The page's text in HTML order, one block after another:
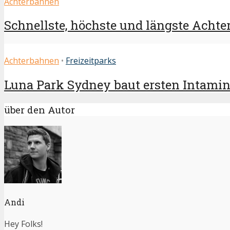
Schnellste, höchste und längste
Achterbahnen • Freizeitparks
Luna Park Sydney baut ersten
über den Autor
Andi
Hey Folks!